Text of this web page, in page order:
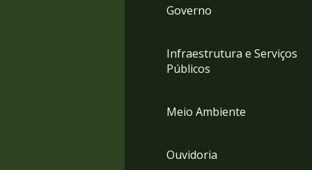
Governo
Infraestrutura e Serviços
Públicos
Meio Ambiente
Ouvidoria